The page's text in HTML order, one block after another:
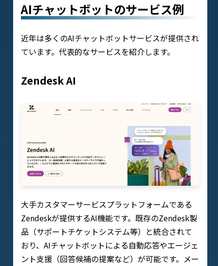
AIチャットボットのサービス例
近年は多くのAIチャットボットサービスが提供され
ています。代表的なサービスを紹介します。
Zendesk AI
大手カスタマーサービスプラットフォームである
Zendeskが提供するAI機能です。既存のZendesk製
品（サポートチケットシステム等）と統合されて
おり、AIチャットボットによる自動応答やエージェ
ント支援（回答候補の提案など）が可能です。メー